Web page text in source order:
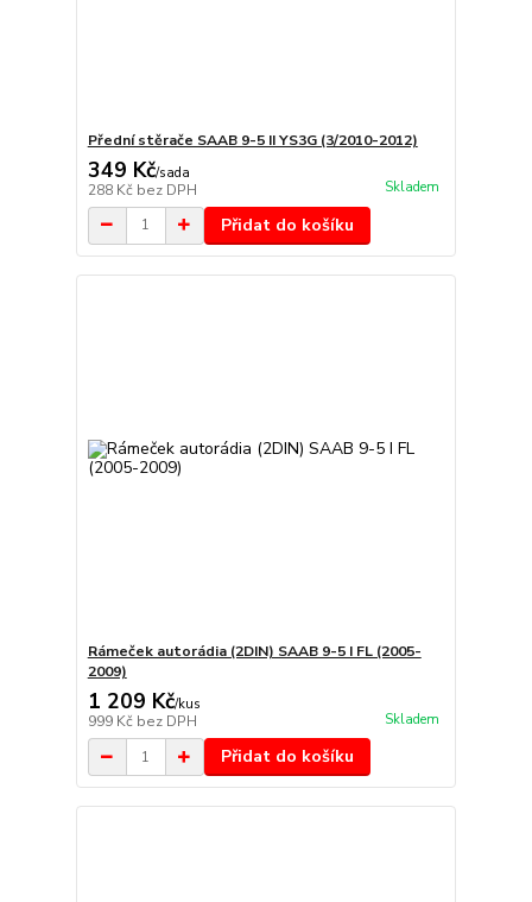
Přední stěrače SAAB 9-5 II YS3G (3/2010-2012)
349 Kč/sada
288 Kč bez DPH Skladem
Přidat do košíku
Rámeček autorádia (2DIN) SAAB 9-5 I FL (2005-
2009)
1 209 Kč/kus
999 Kč bez DPH Skladem
Přidat do košíku